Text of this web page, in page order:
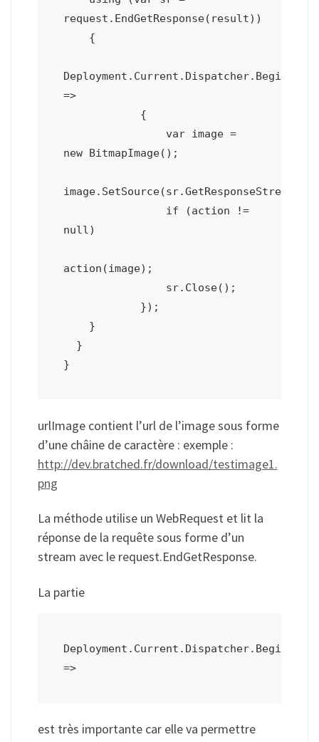
request.EndGetResponse(result))
=>
new BitmapImage();
null)
action(image);
urlImage contient l’url de l’image sous forme
d’une châine de caractère : exemple :
http://dev.bratched.fr/download/testimage1.
png
La méthode utilise un WebRequest et lit la
réponse de la requête sous forme d’un
stream avec le request.EndGetResponse.
La partie
est très importante car elle va permettre